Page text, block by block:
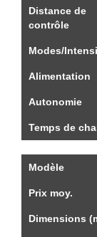
Distance de
contrôle
Modes/
Alimentation
Autonomie
Temps de
Modèle
Prix moy.
Dimensions